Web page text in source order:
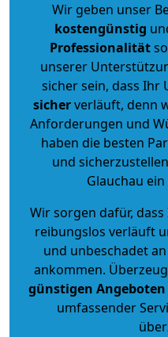
Wir geben unser
kostengünstig
Professionalität
unserer
sicher sein, dass Ihr
sicherverläuft, denn
Anforderungen und
haben die besten
und
Glauchau
Wir sorgen dafür,
reibungslos verläuft
und unbeschadet
ankommen.
günstigen
umfassender